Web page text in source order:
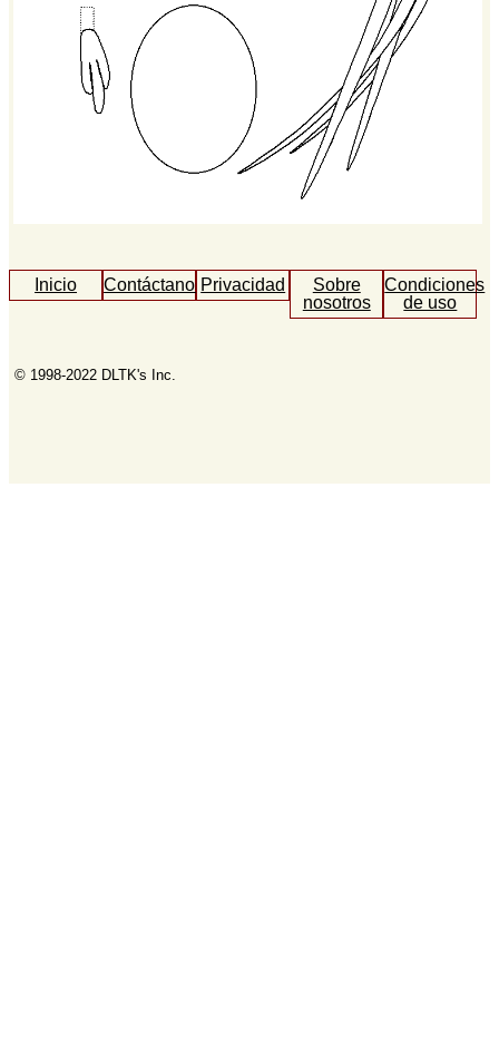
Inicio ContáctanosPrivacidad
Sobre
nosotros
Condiciones
de uso
© 1998-2022 DLTK's Inc.